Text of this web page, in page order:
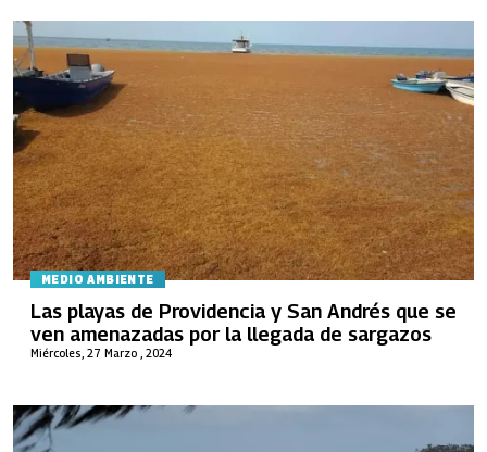
MEDIO AMBIENTE
Miércoles, 27 Marzo , 2024
Las playas de Providencia y San Andrés que se
ven amenazadas por la llegada de sargazos